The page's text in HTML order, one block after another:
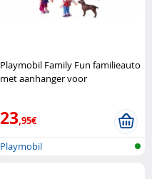
Playmobil Family Fun familieauto
met aanhanger voor
23,95€
Playmobil